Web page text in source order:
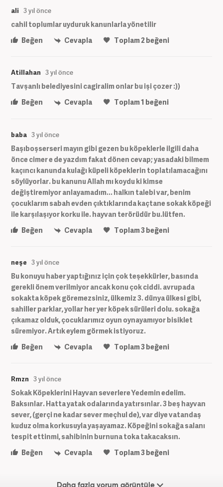
ali 3 yıl önce
cahil toplumlar uyduruk kanunlarla yönetilir
Beğen
Cevapla Toplam2beğeni
Atillahan 3 yıl önce
Tavşanlı belediyesini cagiralim onlar bu işi çozer :))
Beğen
Cevapla Toplam1 beğeni
baba 3 yıl önce
Başıboşserseri mayın gibi gezen bu köpeklerle ilgili daha
önce cimer e de yazdım fakat dönen cevap; yasadaki bilmem
kaçıncı kanunda kulağı küpeli köpeklerin toplatılamacağını
söylüyorlar. bu kanunu Allah mı koydu ki kimse
değiştiremiyor anlayamadım... halkın talebi var, benim
çocuklarım sabah evden çıktıklarında kaçtane sokak köpeği
ile karşılaşıyor korku ile. hayvan terörüdür bu.lütfen.
Beğen
Cevapla Toplam3beğeni
neşe 3 yıl önce
Bu konuyu haber yaptığınız için çok teşekkürler, basında
gerekli önem verilmiyor ancak konu çok ciddi. avrupada
sokakta köpek göremezsiniz, ülkemiz 3. dünya ülkesi gibi,
sahiller parklar, yollar her yer köpek sürüleri dolu. sokağa
çıkamaz olduk, çocuklarımız oyun oynayamıyor bisiklet
süremiyor. Artık eylem görmek istiyoruz.
Beğen
Cevapla Toplam3beğeni
Rmzn 3 yıl önce
Sokak Köpeklerini Hayvan severlere Yedemin edelim.
Baksınlar. Hatta yatak odalarında yatırsınlar. 3 beş hayvan
sever, (gerçi ne kadar sever meçhul de), var diye vatandaş
kuduz olma korkusuyla yaşayamaz. Köpeğini sokağa salanı
tespit ettinmi, sahibinin burnuna toka takacaksın.
Beğen
Cevapla Toplam3beğeni
Daha fazla yorum görüntüle